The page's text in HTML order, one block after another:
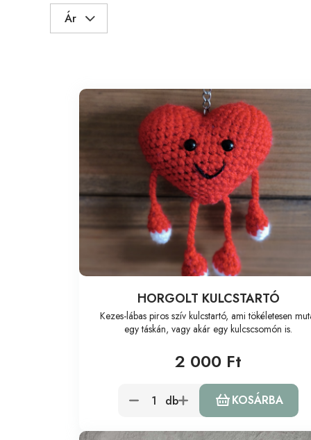
Ár
HORGOLT KULCSTARTÓ
Kezes-lábas piros szív kulcstartó, ami tökéletesen
egy táskán, vagy akár egy kulcscsomón is.
2 000 Ft
db KOSÁRBA